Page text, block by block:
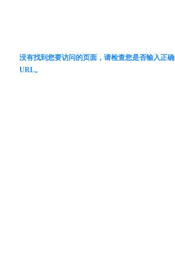
没有找到您要访问的页面，请检查您是否输入正确
URL。